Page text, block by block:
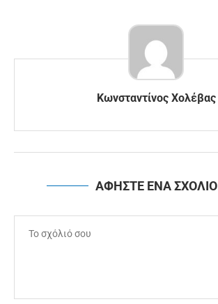
Κωνσταντίνος Χολέβας
ΑΦΗΣΤΕ ΕΝΑ ΣΧΟΛΙΟ